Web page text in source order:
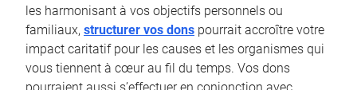
les harmonisant à vos objectifs personnels ou
familiaux, structurer vos dons pourrait accroître votre
impact caritatif pour les causes et les organismes qui
vous tiennent à cœur au fil du temps. Vos dons
pourraient aussi s’effectuer en conjonction avec